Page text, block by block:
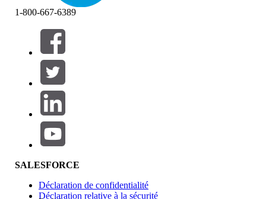
Filtrer par (0)
SÉLECTIONNER DES FILTRES
Gamme de produits
Impact des fonctionnalités
1-800-667-6389
SALESFORCE
Déclaration de confidentialité
Déclaration relative à la sécurité